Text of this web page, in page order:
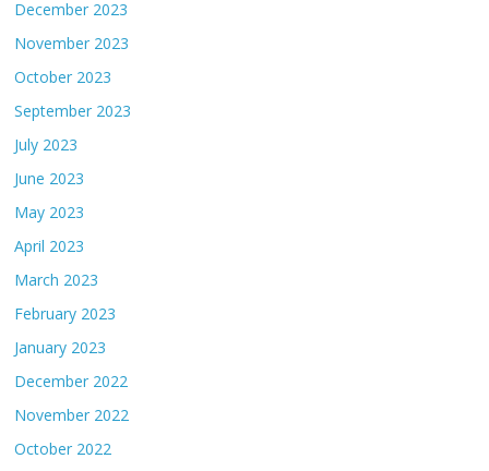
December 2023
November 2023
October 2023
September 2023
July 2023
June 2023
May 2023
April 2023
March 2023
February 2023
January 2023
December 2022
November 2022
October 2022